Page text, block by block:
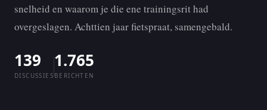
snelheid en waarom je die ene trainingsrit had
overgeslagen. Achttien jaar fietspraat, samengebald.
139
DISCUSSIES
1.765
BERICHTEN